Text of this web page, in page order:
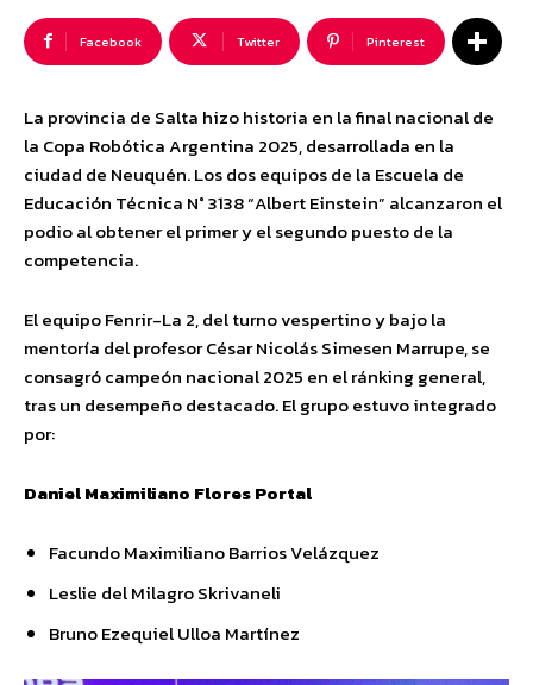
Facebook Twitter Pinterest
La provincia de Salta hizo historia en la final nacional de
la Copa Robótica Argentina 2025, desarrollada en la
ciudad de Neuquén. Los dos equipos de la Escuela de
Educación Técnica N° 3138 “Albert Einstein” alcanzaron el
podio al obtener el primer y el segundo puesto de la
competencia.
El equipo Fenrir-La 2, del turno vespertino y bajo la
mentoría del profesor César Nicolás Simesen Marrupe, se
consagró campeón nacional 2025 en el ránking general,
tras un desempeño destacado. El grupo estuvo integrado
por:
Daniel Maximiliano Flores Portal
Facundo Maximiliano Barrios Velázquez
Leslie del Milagro Skrivaneli
Bruno Ezequiel Ulloa Martínez